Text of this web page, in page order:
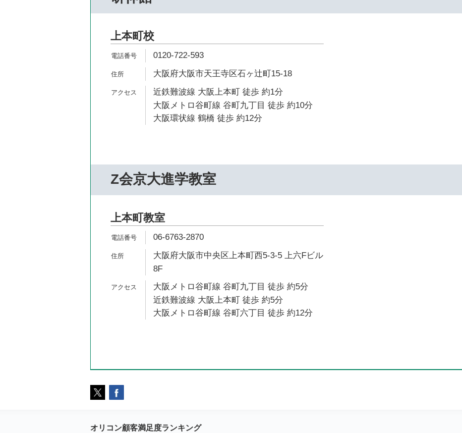
上本町校
0120-722-593
大阪府大阪市天王寺区石ヶ辻町15-18
近鉄難波線 大阪上本町 徒歩 約1分
大阪メトロ谷町線 谷町九丁目 徒歩 約10分
大阪環状線 鶴橋 徒歩 約12分
Z会京大進学教室
上本町教室
06-6763-2870
大阪府大阪市中央区上本町西5-3-5 上六Fビル
8F
大阪メトロ谷町線 谷町九丁目 徒歩 約5分
近鉄難波線 大阪上本町 徒歩 約5分
大阪メトロ谷町線 谷町六丁目 徒歩 約12分
オリコン顧客満足度ランキング